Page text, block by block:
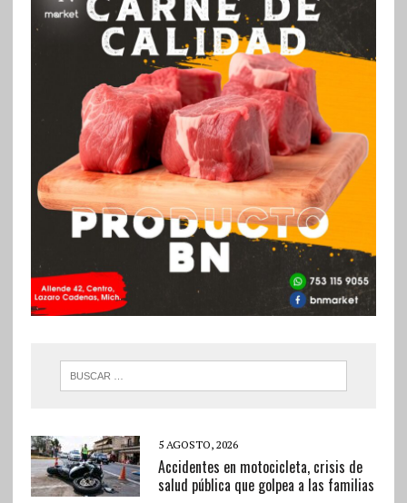
5 AGOSTO, 2026
Accidentes en motocicleta, crisis de
salud pública que golpea a las familias